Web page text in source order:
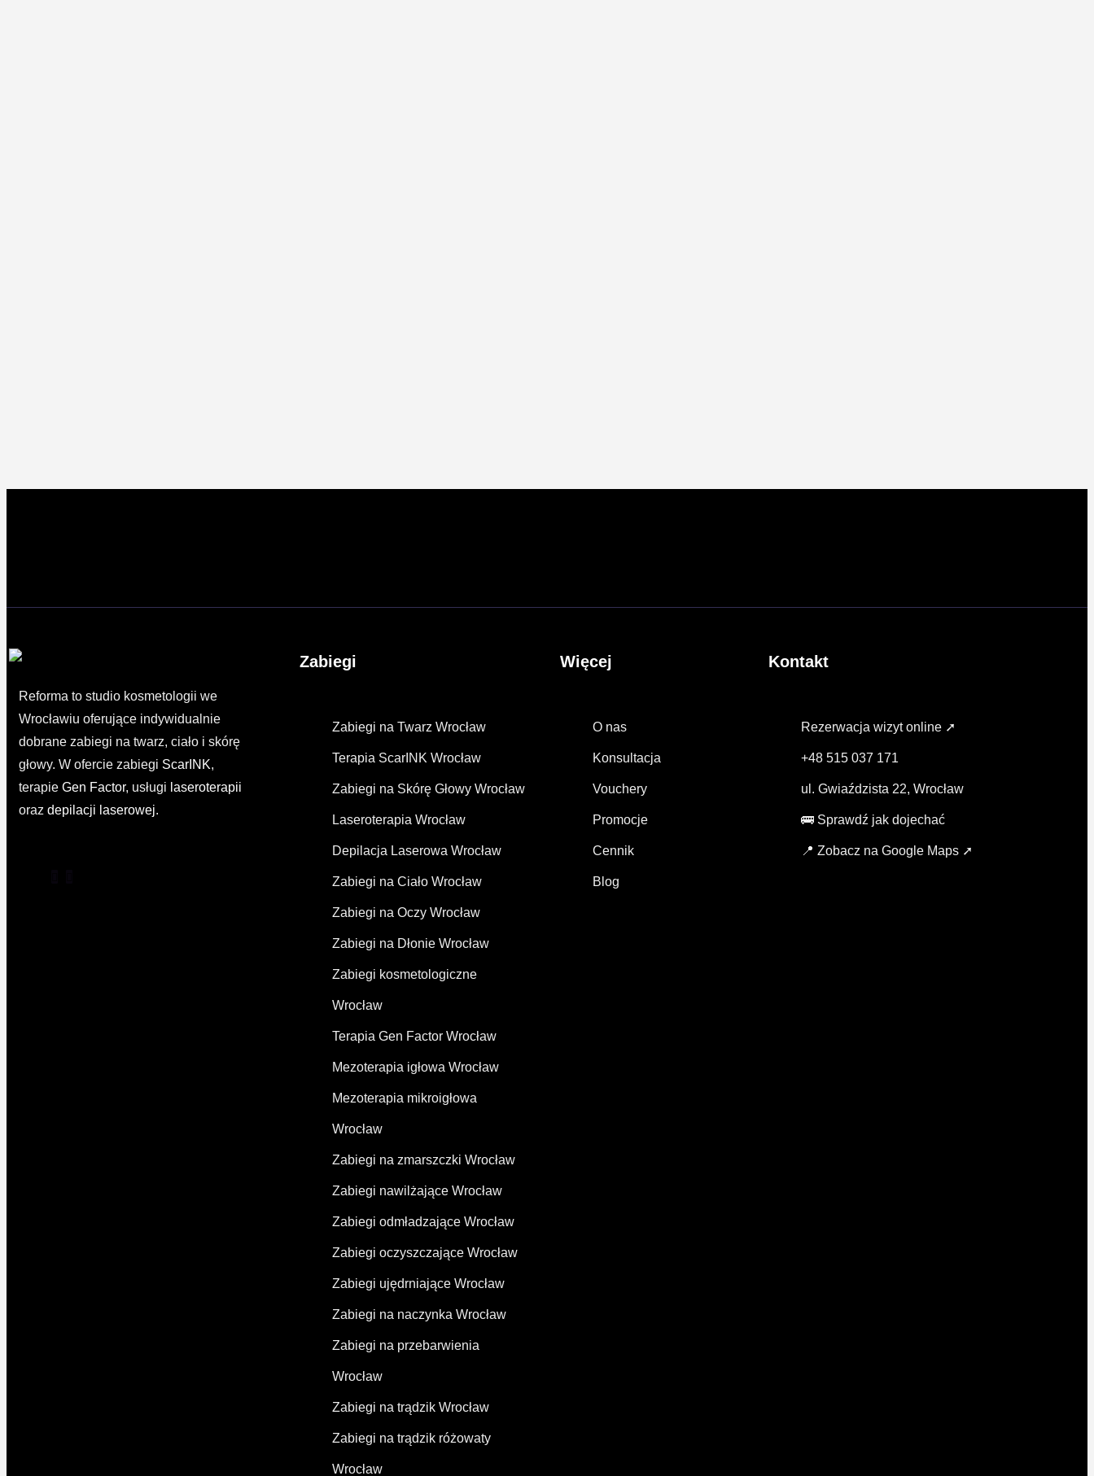
Reforma to studio kosmetologii we
Wrocławiu oferujące indywidualnie
dobrane zabiegi na twarz, ciało i skórę
głowy. W ofercie zabiegi ScarINK,
terapie Gen Factor, usługi laseroterapii
oraz depilacji laserowej.
Zabiegi
Zabiegi na Twarz Wrocław
Terapia ScarINK Wrocław
Zabiegi na Skórę Głowy Wrocław
Laseroterapia Wrocław
Depilacja Laserowa Wrocław
Zabiegi na Ciało Wrocław
Zabiegi na Oczy Wrocław
Zabiegi na Dłonie Wrocław
Zabiegi kosmetologiczne
Wrocław
Terapia Gen Factor Wrocław
Mezoterapia igłowa Wrocław
Mezoterapia mikroigłowa
Wrocław
Zabiegi na zmarszczki Wrocław
Zabiegi nawilżające Wrocław
Zabiegi odmładzające Wrocław
Zabiegi oczyszczające Wrocław
Zabiegi ujędrniające Wrocław
Zabiegi na naczynka Wrocław
Zabiegi na przebarwienia
Wrocław
Zabiegi na trądzik Wrocław
Zabiegi na trądzik różowaty
Wrocław
Więcej
O nas
Konsultacja
Vouchery
Promocje
Cennik
Blog
Kontakt
Rezerwacja wizyt online ➚
+48 515 037 171
ul. Gwiaździsta 22, Wrocław
🚌 Sprawdź jak dojechać
📍 Zobacz na Google Maps ➚